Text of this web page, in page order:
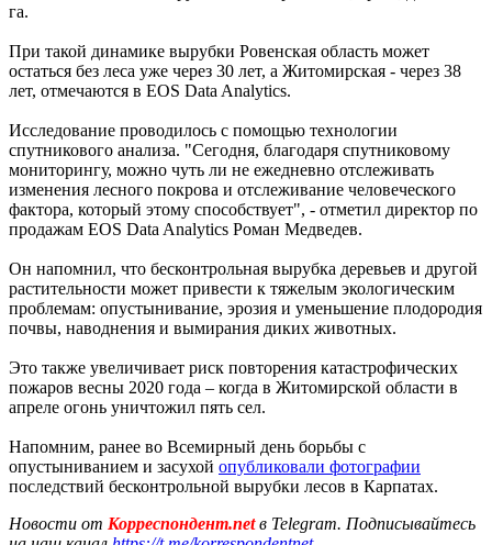
га.
При такой динамике вырубки Ровенская область может
остаться без леса уже через 30 лет, а Житомирская - через 38
лет, отмечаются в EOS Data Analytics.
Исследование проводилось с помощью технологии
спутникового анализа. "Сегодня, благодаря спутниковому
мониторингу, можно чуть ли не ежедневно отслеживать
изменения лесного покрова и отслеживание человеческого
фактора, который этому способствует", - отметил директор по
продажам EOS Data Analytics Роман Медведев.
Он напомнил, что бесконтрольная вырубка деревьев и другой
растительности может привести к тяжелым экологическим
проблемам: опустынивание, эрозия и уменьшение плодородия
почвы, наводнения и вымирания диких животных.
Это также увеличивает риск повторения катастрофических
пожаров весны 2020 года – когда в Житомирской области в
апреле огонь уничтожил пять сел.
Напомним, ранее во Всемирный день борьбы с
опустыниванием и засухой опубликовали фотографии
последствий бесконтрольной вырубки лесов в Карпатах.
Новости от Корреспондент.netв Telegram. Подписывайтесь